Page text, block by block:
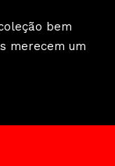
bem
merecem um